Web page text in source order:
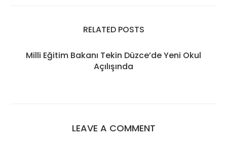
RELATED POSTS
Milli Eğitim Bakanı Tekin Düzce’de Yeni Okul
Açılışında
LEAVE A COMMENT